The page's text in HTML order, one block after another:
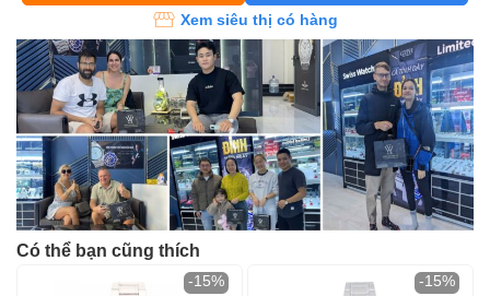
Xem siêu thị có hàng
Có thể bạn cũng thích
-15% -15%